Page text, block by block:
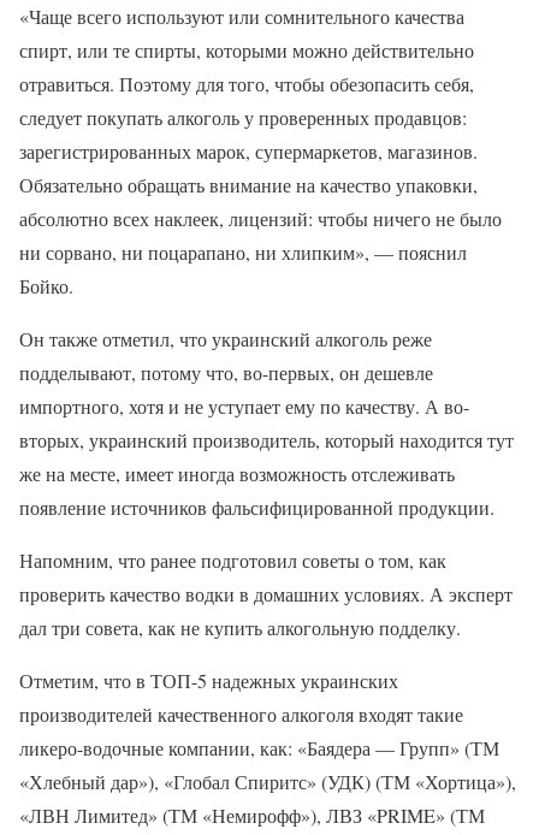
«Чаще всего используют или сомнительного качества
спирт, или те спирты, которыми можно действительно
отравиться. Поэтому для того, чтобы обезопасить себя,
следует покупать алкоголь у проверенных продавцов:
зарегистрированных марок, супермаркетов, магазинов.
Обязательно обращать внимание на качество упаковки,
абсолютно всех наклеек, лицензий: чтобы ничего не было
ни сорвано, ни поцарапано, ни хлипким», — пояснил
Бойко.
Он также отметил, что украинский алкоголь реже
подделывают, потому что, во-первых, он дешевле
импортного, хотя и не уступает ему по качеству. А во-
вторых, украинский производитель, который находится тут
же на месте, имеет иногда возможность отслеживать
появление источников фальсифицированной продукции.
Напомним, что ранее подготовил советы о том, как
проверить качество водки в домашних условиях. А эксперт
дал три совета, как не купить алкогольную подделку.
Отметим, что в ТОП-5 надежных украинских
производителей качественного алкоголя входят такие
ликеро-водочные компании, как: «Баядера — Групп» (ТМ
«Хлебный дар»), «Глобал Спиритс» (УДК) (ТМ «Хортица»),
«ЛВН Лимитед» (ТМ «Немирофф»), ЛВЗ «PRIME» (ТМ